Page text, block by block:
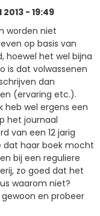
- 19:49
worden niet
op basis van
hoewel het wel bijna
is dat volwassenen
dan
(ervaring etc.).
heb wel ergens een
het journaal
van een 12 jarig
dat haar boek mocht
bij een reguliere
zo goed dat het
waarom niet?
en probeer